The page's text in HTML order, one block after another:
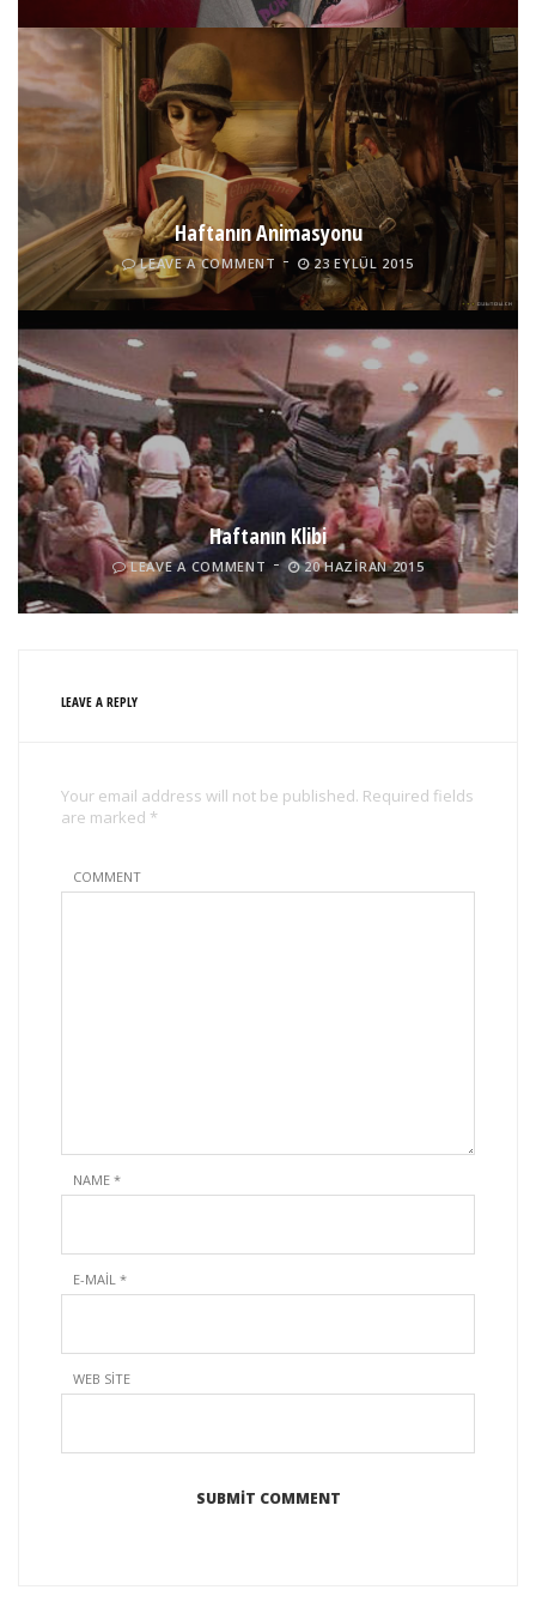
Haftanın Animasyonu
LEAVE A COMMENT 23 EYLÜL 2015
Haftanın Klibi
LEAVE A COMMENT 20 HAZIRAN 2015
LEAVE A REPLY
Your email address will not be published. Required fields
are marked *
COMMENT
NAME *
E-MAIL *
WEB SITE